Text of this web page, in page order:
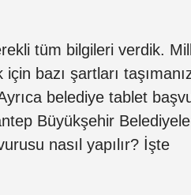
tüm bilgileri verdik.
bazı şartları
belediye tablet
Büyükşehir
nasıl yapılır? İşte